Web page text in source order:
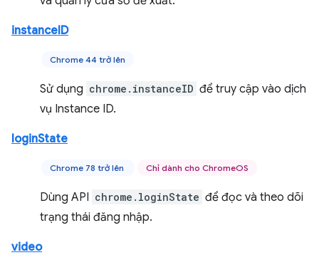
instanceID
Chrome 44 trở lên
Sử dụng chrome.instanceID để truy cập vào dịch
vụ Instance ID.
loginState
Chrome 78 trở lên Chỉ dành cho ChromeOS
Dùng API chrome.loginState để đọc và theo dõi
trạng thái đăng nhập.
video